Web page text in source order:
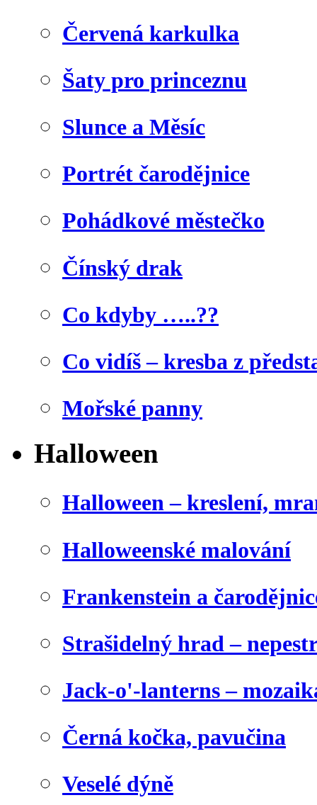
Červená karkulka
Šaty pro princeznu
Slunce a Měsíc
Portrét čarodějnice
Pohádkové městečko
Čínský drak
Co kdyby …..??
Co vidíš – kresba z
Mořské panny
Halloween
Halloween – kreslení,
Halloweenské malování
Frankenstein a
Strašidelný hrad –
Jack-o'-lanterns –
Černá kočka, pavučina
Veselé dýně